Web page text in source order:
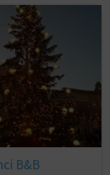
B&B